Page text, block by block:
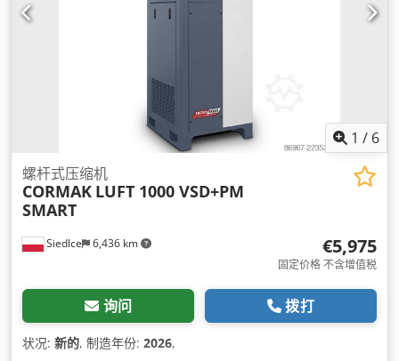
1 / 6
Siedlce 6,436 km
螺杆式压缩机
CORMAK LUFT 1000 VSD+PM
SMART
€5,975
固定价格 不含增值税
询问 拨打
状况: 新的, 制造年份: 2026,